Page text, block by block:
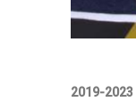
2019-2023